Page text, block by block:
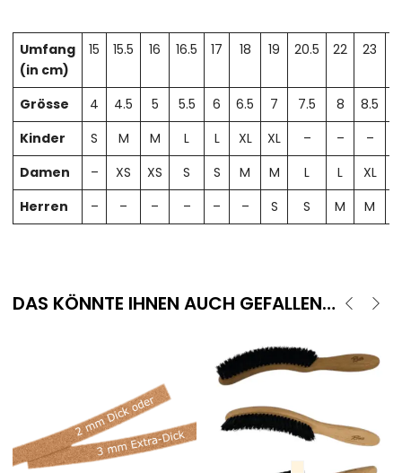
Umfang
(in cm)
15 15.5 16 16.5 17 18 19 20.5 22 23
Grösse 4 4.5 5 5.5 6 6.5 7 7.5 8 8.5
Kinder
S M M L L XL XL – – –
Damen
– XS XS S S M M L L XL
Herren
– – – – – – S S M M
DAS KÖNNTE IHNEN AUCH GEFALLEN…